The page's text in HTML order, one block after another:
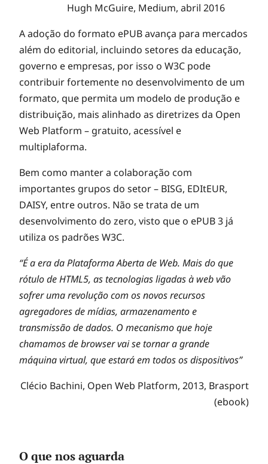
Hugh McGuire, Medium, abril 2016
A adoção do formato ePUB avança para mercados
além do editorial, incluindo setores da educação,
governo e empresas, por isso o W3C pode
contribuir fortemente no desenvolvimento de um
formato, que permita um modelo de produção e
distribuição, mais alinhado as diretrizes da Open
Web Platform – gratuito, acessível e
multiplaforma.
Bem como manter a colaboração com
importantes grupos do setor – BISG, EDItEUR,
DAISY, entre outros. Não se trata de um
desenvolvimento do zero, visto que o ePUB 3 já
utiliza os padrões W3C.
“É a era da Plataforma Aberta de Web. Mais do que
rótulo de HTML5, as tecnologias ligadas à web vão
sofrer uma revolução com os novos recursos
agregadores de mídias, armazenamento e
transmissão de dados. O mecanismo que hoje
chamamos de browser vai se tornar a grande
máquina virtual, que estará em todos os dispositivos”
Clécio Bachini, Open Web Platform, 2013, Brasport
(ebook)
O que nos aguarda